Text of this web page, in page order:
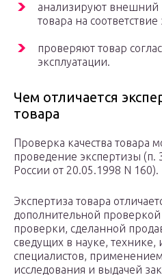
анализируют внешний
товара на
проверяют товар
эксплуатации.
Чем отличается
товара
Проверка качества товара
проведение экспертизы (п.
России от 20.05.1998 N 160).
Экспертиза товара
дополнительной
проверки, сделанной
сведущих в науке, технике,
специалистов,
исследования и выдачей